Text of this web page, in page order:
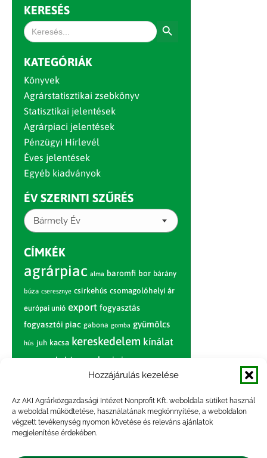
Hozzájárulás kezelése
Az AKI Agrárközgazdasági Intézet Nonprofit Kft. weboldala sütiket használ
a weboldal működtetése, használatának megkönnyítése, a weboldalon
végzett tevékenység nyomon követése és releváns ajánlatok
megjelenítése érdekében.
KERESÉS
Search
for:
KATEGÓRIÁK
Könyvek
Agrárstatisztikai zsebkönyv
Statisztikai jelentések
Agrárpiaci jelentések
Pénzügyi Hírlevél
Éves jelentések
Egyéb kiadványok
ÉV SZERINTI SZŰRÉS
Bármely Év
CÍMKÉK
agrárpiac alma baromfi bor bárány
búza cseresznye csirkehús csomagolóhelyi ár
európai unió export fogyasztás
fogyasztói piac gabona gomba gyümölcs
hús juh kacsa kereskedelem kínálat
körte marhahús nagybani piac narancs
nemzetközi árinformációk
paradicsom piac piaci jelentés
pulyka pulykahús sertés sertéshús
szarvasmarha termelés
termelői